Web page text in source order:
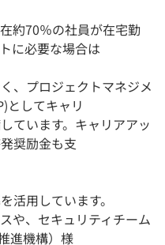
約70％の社員が在宅勤
に必要な場合は
、プロジェクトマネジメ
としてキャリ
ています。キャリアアッ
奨励金も支
活用しています。
や、セキュリティチーム
進機構）様